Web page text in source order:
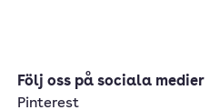
Följ oss på sociala medier
Pinterest